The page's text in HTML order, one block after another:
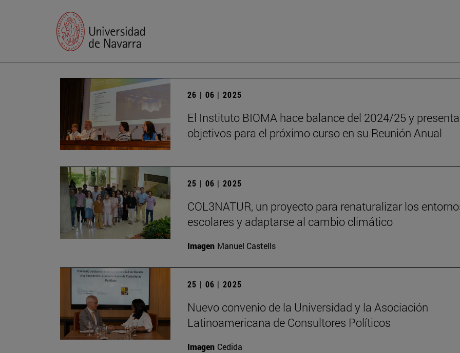
26 | 06 | 2025
El Instituto BIOMA hace balance del 2024/25 y
objetivos para el próximo curso en su Reunión Anual
25 | 06 | 2025
COL3NATUR, un proyecto para renaturalizar los
escolares y adaptarse al cambio climático
Imagen Manuel Castells
25 | 06 | 2025
Nuevo convenio de la Universidad y la Asociación
Latinoamericana de Consultores Políticos
Imagen Cedida